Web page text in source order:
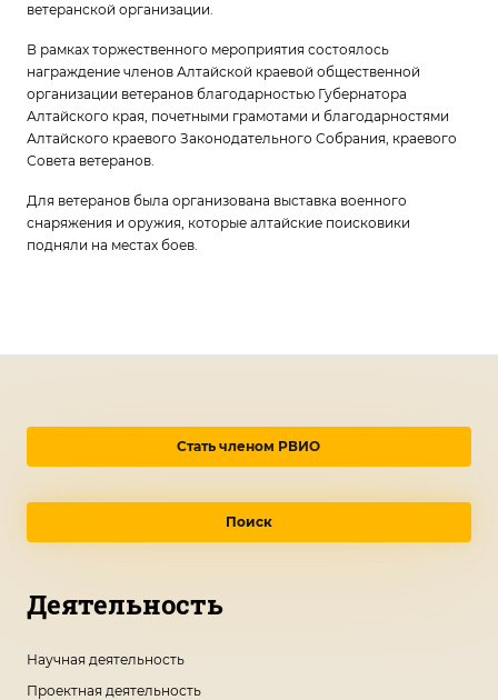
ветеранской организации.
В рамках торжественного мероприятия состоялось
награждение членов Алтайской краевой общественной
организации ветеранов благодарностью Губернатора
Алтайского края, почетными грамотами и благодарностями
Алтайского краевого Законодательного Собрания, краевого
Совета ветеранов.
Для ветеранов была организована выставка военного
снаряжения и оружия, которые алтайские поисковики
подняли на местах боев.
Стать членом РВИО
Поиск
Деятельность
Научная деятельность
Проектная деятельность